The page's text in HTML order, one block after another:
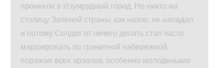
проникли в Изумрудный город. Но никто на
столицу Зеленой страны, как назло, не нападал,
и потому Солдат от нечего делать стал часто
маршировать по гранитной набережной,
поражая всех арзалов, особенно молоденьких